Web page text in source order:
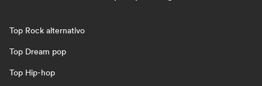
Top Rock alternativo
Top Dream pop
Top Hip-hop